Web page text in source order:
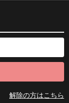
解除の方はこちら